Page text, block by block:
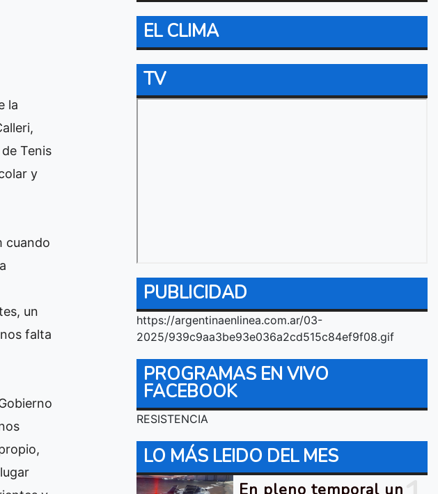
la
Tenis
y
cuando
un
falta
EL CLIMA
TV
PUBLICIDAD
https://argentinaenlinea.com.ar/03-
2025/939c9aa3be93e036a2cd515c84ef9f08.gif
PROGRAMAS EN VIVO
FACEBOOK
RESISTENCIA
LO MÁS LEIDO DEL MES
En pleno temporal un